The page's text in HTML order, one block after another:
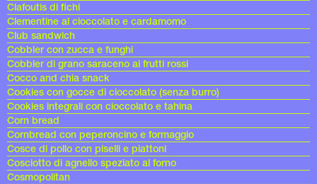
Clafoutis di fichi
Clementine al cioccolato e cardamomo
Club sandwich
Cobbler con zucca e funghi
Cobbler di grano saraceno ai frutti rossi
Cocco and chia snack
Cookies con gocce di cioccolato (senza burro)
Cookies integrali con cioccolato e tahina
Corn bread
Cornbread con peperoncino e formaggio
Cosce di pollo con piselli e piattoni
Cosciotto di agnello speziato al forno
Cosmopolitan